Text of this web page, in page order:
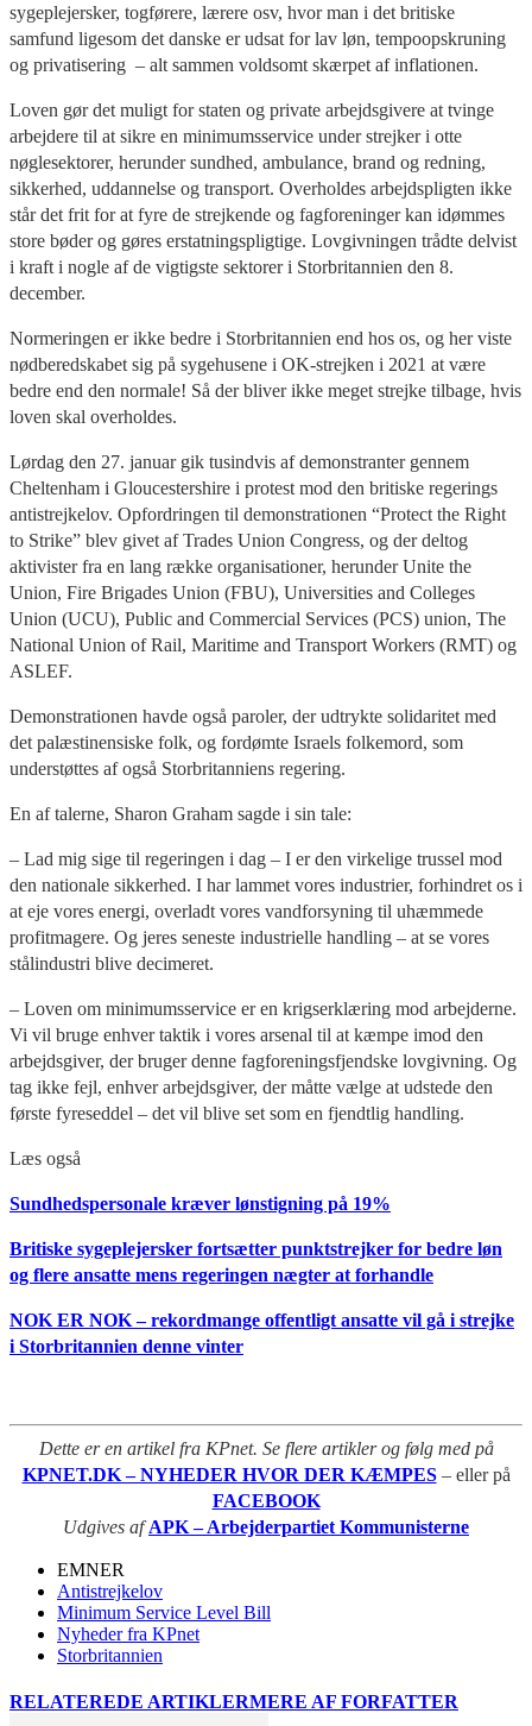
sygeplejersker, togførere, lærere osv, hvor man i det britiske
samfund ligesom det danske er udsat for lav løn, tempoopskruning
og privatisering – alt sammen voldsomt skærpet af inflationen.
Loven gør det muligt for staten og private arbejdsgivere at tvinge
arbejdere til at sikre en minimumsservice under strejker i otte
nøglesektorer, herunder sundhed, ambulance, brand og redning,
sikkerhed, uddannelse og transport. Overholdes arbejdspligten ikke
står det frit for at fyre de strejkende og fagforeninger kan idømmes
store bøder og gøres erstatningspligtige. Lovgivningen trådte delvist
i kraft i nogle af de vigtigste sektorer i Storbritannien den 8.
december.
Normeringen er ikke bedre i Storbritannien end hos os, og her viste
nødberedskabet sig på sygehusene i OK-strejken i 2021 at være
bedre end den normale! Så der bliver ikke meget strejke tilbage, hvis
loven skal overholdes.
Lørdag den 27. januar gik tusindvis af demonstranter gennem
Cheltenham i Gloucestershire i protest mod den britiske regerings
antistrejkelov. Opfordringen til demonstrationen “Protect the Right
to Strike” blev givet af Trades Union Congress, og der deltog
aktivister fra en lang række organisationer, herunder Unite the
Union, Fire Brigades Union (FBU), Universities and Colleges
Union (UCU), Public and Commercial Services (PCS) union, The
National Union of Rail, Maritime and Transport Workers (RMT) og
ASLEF.
Demonstrationen havde også paroler, der udtrykte solidaritet med
det palæstinensiske folk, og fordømte Israels folkemord, som
understøttes af også Storbritanniens regering.
En af talerne, Sharon Graham sagde i sin tale:
– Lad mig sige til regeringen i dag – I er den virkelige trussel mod
den nationale sikkerhed. I har lammet vores industrier, forhindret os i
at eje vores energi, overladt vores vandforsyning til uhæmmede
profitmagere. Og jeres seneste industrielle handling – at se vores
stålindustri blive decimeret.
– Loven om minimumsservice er en krigserklæring mod arbejderne.
Vi vil bruge enhver taktik i vores arsenal til at kæmpe imod den
arbejdsgiver, der bruger denne fagforeningsfjendske lovgivning. Og
tag ikke fejl, enhver arbejdsgiver, der måtte vælge at udstede den
første fyreseddel – det vil blive set som en fjendtlig handling.
Læs også
Sundhedspersonale kræver lønstigning på 19%
Britiske sygeplejersker fortsætter punktstrejker for bedre løn
og flere ansatte mens regeringen nægter at forhandle
NOK ER NOK – rekordmange offentligt ansatte vil gå i strejke
i Storbritannien denne vinter
Dette er en artikel fra KPnet. Se flere artikler og følg med på
KPNET.DK – NYHEDER HVOR DER KÆMPES – eller på
FACEBOOK
Udgives afAPK – Arbejderpartiet Kommunisterne
EMNER
Antistrejkelov
Minimum Service Level Bill
Nyheder fra KPnet
Storbritannien
RELATEREDE ARTIKLERMERE AF FORFATTER